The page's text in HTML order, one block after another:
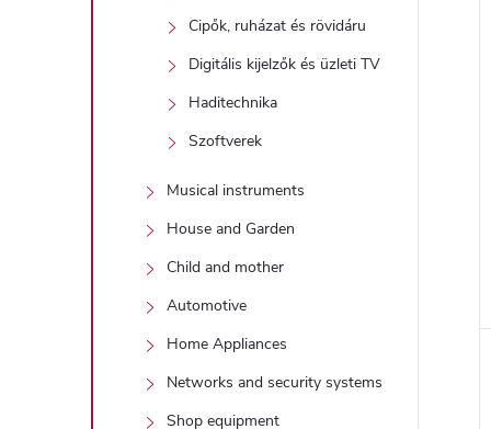
Cipők, ruházat és rövidáru
Digitális kijelzők és üzleti TV
Haditechnika
Szoftverek
Musical instruments
House and Garden
Child and mother
Automotive
Home Appliances
Networks and security systems
Shop equipment